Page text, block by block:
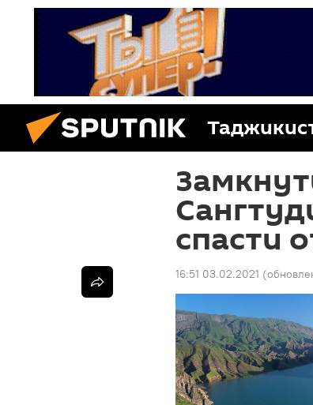
спасти
16:51 03.02.2021